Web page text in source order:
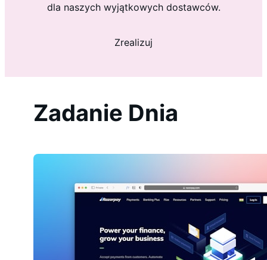
dla naszych wyjątkowych dostawców.
Zrealizuj
Zadanie Dnia